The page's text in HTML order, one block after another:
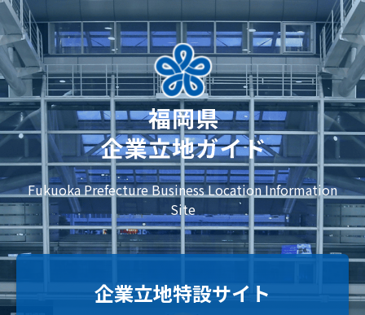
Fukuoka Prefecture Business Location Information
Site
企業立地特設サイト